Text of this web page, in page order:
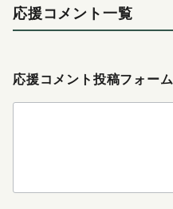
応援コメント一覧
応援コメント投稿フォーム